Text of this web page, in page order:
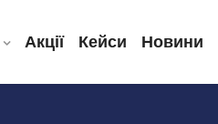
Акції Кейси Новини